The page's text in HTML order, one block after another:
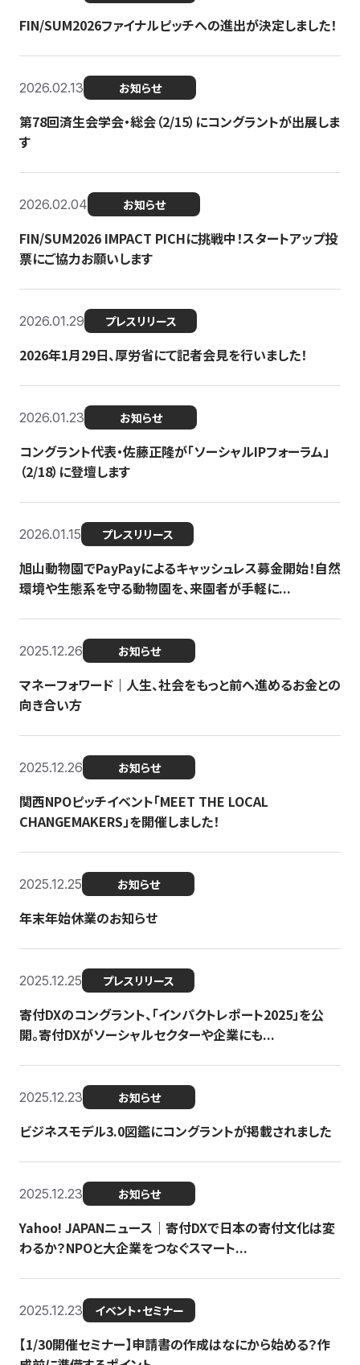
FIN/SUM2026ファイナルピッチへの進出が決定しました！
2026.02.13 お知らせ
第78回済生会学会・総会（2/15）にコングラントが出展しま
す
2026.02.04 お知らせ
FIN/SUM2026 IMPACT PICHに挑戦中！スタートアップ投
票にご協力お願いします
2026.01.29 プレスリリース
2026年1月29日、厚労省にて記者会見を行いました！
2026.01.23 お知らせ
コングラント代表・佐藤正隆が「ソーシャルIPフォーラム」
（2/18）に登壇します
2026.01.15 プレスリリース
旭山動物園でPayPayによるキャッシュレス募金開始！自然
環境や生態系を守る動物園を、来園者が手軽に...
2025.12.26 お知らせ
マネーフォワード｜人生、社会をもっと前へ進めるお金との
向き合い方
2025.12.26 お知らせ
関西NPOピッチイベント「MEET THE LOCAL
CHANGEMAKERS」を開催しました！
2025.12.25 お知らせ
年末年始休業のお知らせ
2025.12.25 プレスリリース
寄付DXのコングラント、「インパクトレポート2025」を公
開。寄付DXがソーシャルセクターや企業にも...
2025.12.23 お知らせ
ビジネスモデル3.0図鑑にコングラントが掲載されました
2025.12.23 お知らせ
Yahoo! JAPANニュース｜寄付DXで日本の寄付文化は変
わるか？NPOと大企業をつなぐスマート...
2025.12.23 イベント・セミナー
【1/30開催セミナー】申請書の作成はなにから始める？作